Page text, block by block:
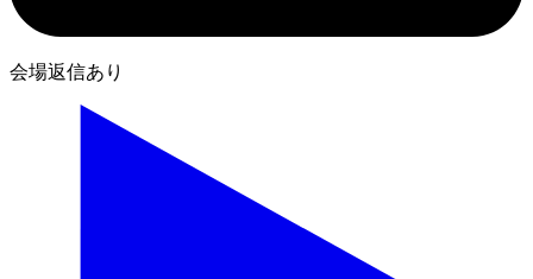
会場返信あり